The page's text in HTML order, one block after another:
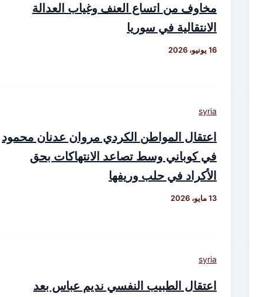
مخاوف من اتساع العنف وغياب العدالة
الانتقالية في سوريا
16 يونيو، 2026
syria
اعتقال المواطن الكردي مروان عدنان محمود
في كوباني وسط تصاعد الانتهاكات بحق
الأكراد في حلب وريفها
13 مايو، 2026
syria
اعتقال الطبيب النفسي نديم عباس بعد